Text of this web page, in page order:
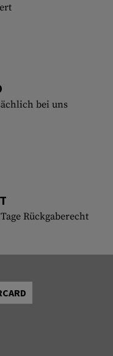
bei uns
Rückgaberecht